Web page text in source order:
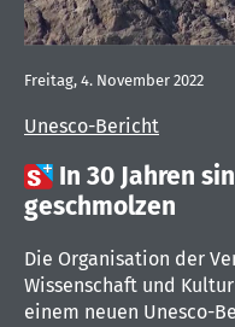
Unesco-Bericht
Freitag, 4. November 2022
 In 30 Jahren
geschmolzen
Die Organisation der
Wissenschaft und
einem neuen Unesco-